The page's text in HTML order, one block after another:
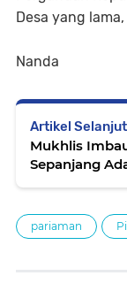
Desa yang
Nanda
Artikel
Mukhlis
Sepanjang
pariaman